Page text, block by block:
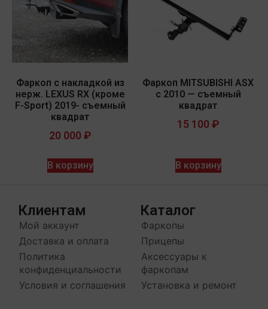
Фаркоп с накладкой из
нерж. LEXUS RX (кроме
F-Sport) 2019- съемный
квадрат
20 000 ₽
В корзину
Фаркоп MITSUBISHI ASX
с 2010 — съемный
квадрат
15 100 ₽
В корзину
Клиентам
Мой аккаунт
Доставка и оплата
Политика
конфиденциальности
Условия и соглашения
Каталог
Фаркопы
Прицепы
Аксессуары к
фаркопам
Установка и ремонт